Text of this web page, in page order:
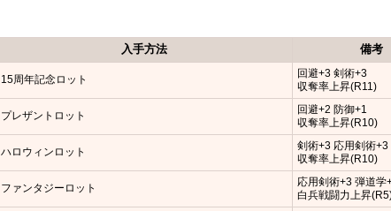
入手方法 備考
15周年記念ロット
回避+3 剣術+3
収奪率上昇(R11)
プレザントロット
回避+2 防御+1
収奪率上昇(R10)
ハロウィンロット
剣術+3 応用剣術+3
収奪率上昇(R10)
ファンタジーロット
応用剣術+3 弾道学
白兵戦闘力上昇